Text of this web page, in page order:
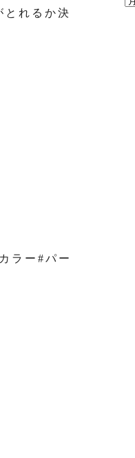
れるか決
ラー#パー